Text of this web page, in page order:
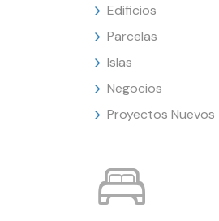
Edificios
Parcelas
Islas
Negocios
Proyectos Nuevos